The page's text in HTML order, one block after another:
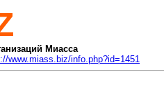
Миасса
www.miass.biz/info.php?id=1451